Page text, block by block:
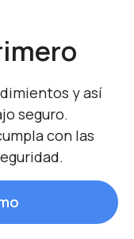
y así
seguro.
con las